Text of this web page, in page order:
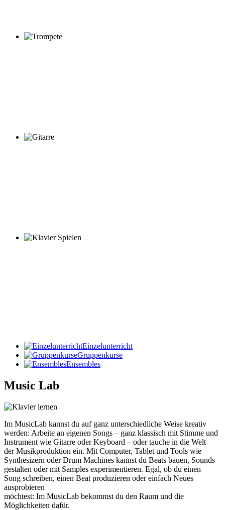
Einzelunterricht
Gruppenkurse
Ensembles
Music Lab
Im MusicLab kannst du auf ganz unterschiedliche Weise kreativ
werden: Arbeite an eigenen Songs – ganz klassisch mit Stimme und
Instrument wie Gitarre oder Keyboard – oder tauche in die Welt
der Musikproduktion ein. Mit Computer, Tablet und Tools wie
Synthesizern oder Drum Machines kannst du Beats bauen, Sounds
gestalten oder mit Samples experimentieren. Egal, ob du einen
Song schreiben, einen Beat produzieren oder einfach Neues
ausprobieren
möchtest: Im MusicLab bekommst du den Raum und die
Möglichkeiten dafür.